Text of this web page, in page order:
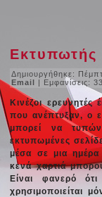
Εκτυπωτής
Δημιουργήθηκε:
Email | Εμφανίσεις:
Κινέζοι
που ανέπτυξαν, ο
μπορεί να
εκτυπωμένες
μέσα σε μια ημέρα
κενά χαρτιά
Είναι φανερό
χρησιμοποιείται